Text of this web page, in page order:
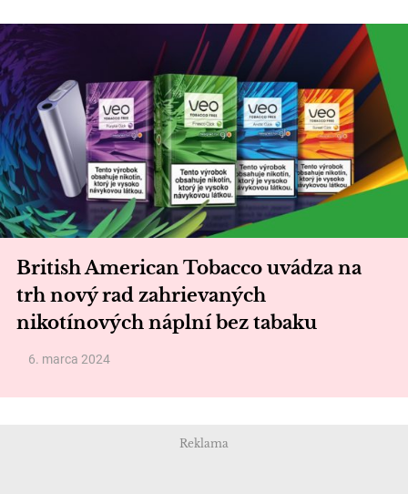
British American Tobacco uvádza na
trh nový rad zahrievaných
nikotínových náplní bez tabaku
6. marca 2024
Reklama